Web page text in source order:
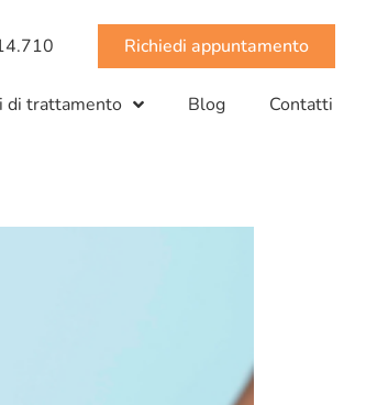
Richiedi appuntamento
di trattamento Blog Contatti